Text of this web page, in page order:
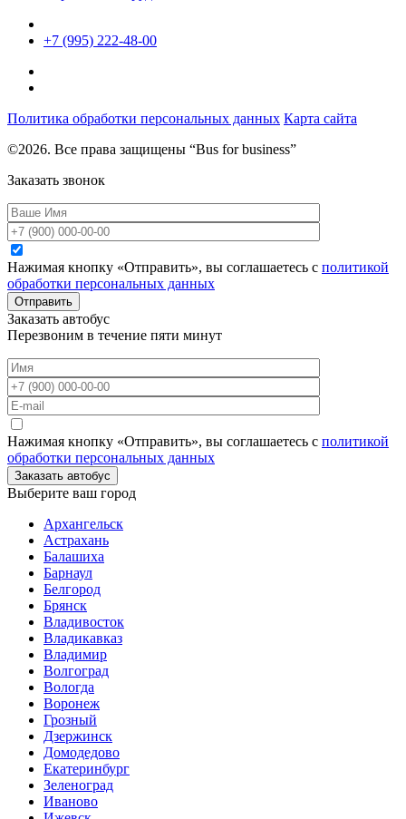
+7 (995) 222-48-00
Политика обработки персональных данных Карта сайта
©2026. Все права защищены “Bus for business”
Заказать звонок
Нажимая кнопку «Отправить», вы соглашаетесь с политикой
обработки персональных данных
Отправить
Заказать автобус
Перезвоним в течение пяти минут
Нажимая кнопку «Отправить», вы соглашаетесь с политикой
обработки персональных данных
Заказать автобус
Выберите ваш город
Архангельск
Астрахань
Балашиха
Барнаул
Белгород
Брянск
Владивосток
Владикавказ
Владимир
Волгоград
Вологда
Воронеж
Грозный
Дзержинск
Домодедово
Екатеринбург
Зеленоград
Иваново